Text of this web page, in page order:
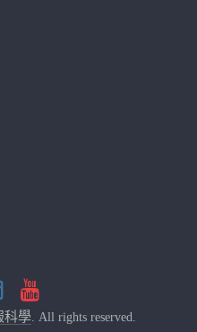
科學. All rights reserved.